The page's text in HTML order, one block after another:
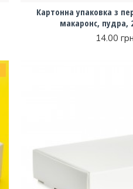
Картонна упаковка з
макаронc, пудра,
14.00